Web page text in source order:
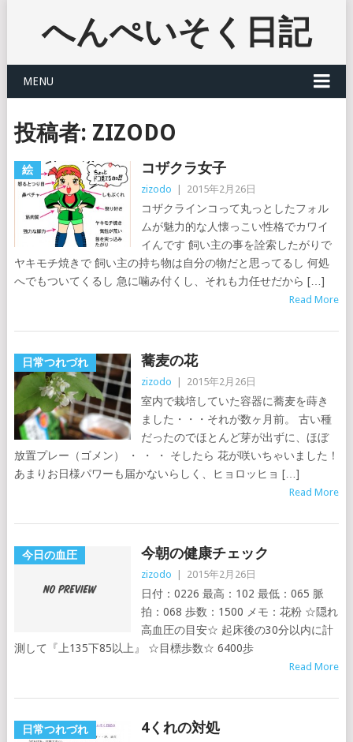
へんぺいそく日記
MENU
投稿者: ZIZODO
絵 コザクラ女子
zizodo 2015年2月26日
コザクラインコって丸っとしたフォル
ムが魅力的な人懐っこい性格でカワイ
イんです 飼い主の事を詮索したがりで
ヤキモチ焼きで 飼い主の持ち物は自分の物だと思ってるし 何処
へでもついてくるし 急に噛み付くし、それも力任せだから […]
Read More
日常つれづれ 蕎麦の花
zizodo 2015年2月26日
室内で栽培していた容器に蕎麦を蒔き
ました・・・それが数ヶ月前。 古い種
だったのでほとんど芽が出ずに、ほぼ
放置プレー（ゴメン） ・ ・ ・ そしたら 花が咲いちゃいました！
あまりお日様パワーも届かないらしく、ヒョロッヒョ […]
Read More
今日の血圧 今朝の健康チェック
zizodo 2015年2月26日
日付：0226 最高：102 最低：065 脈
拍：068 歩数：1500 メモ：花粉 ☆隠れ
高血圧の目安☆ 起床後の30分以内に計
測して『上135下85以上』 ☆目標歩数☆ 6400歩
Read More
日常つれづれ 4くれの対処